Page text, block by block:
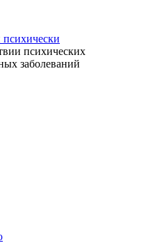
психических
заболеваний